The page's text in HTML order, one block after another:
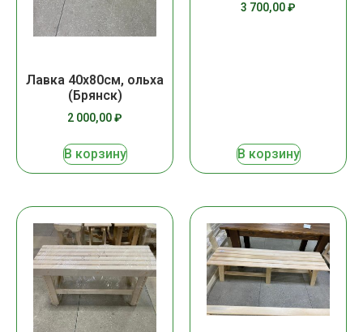
Лавка 40х80см, ольха
(Брянск)
2 000,00₽
В корзину
3 700,00₽
В корзину